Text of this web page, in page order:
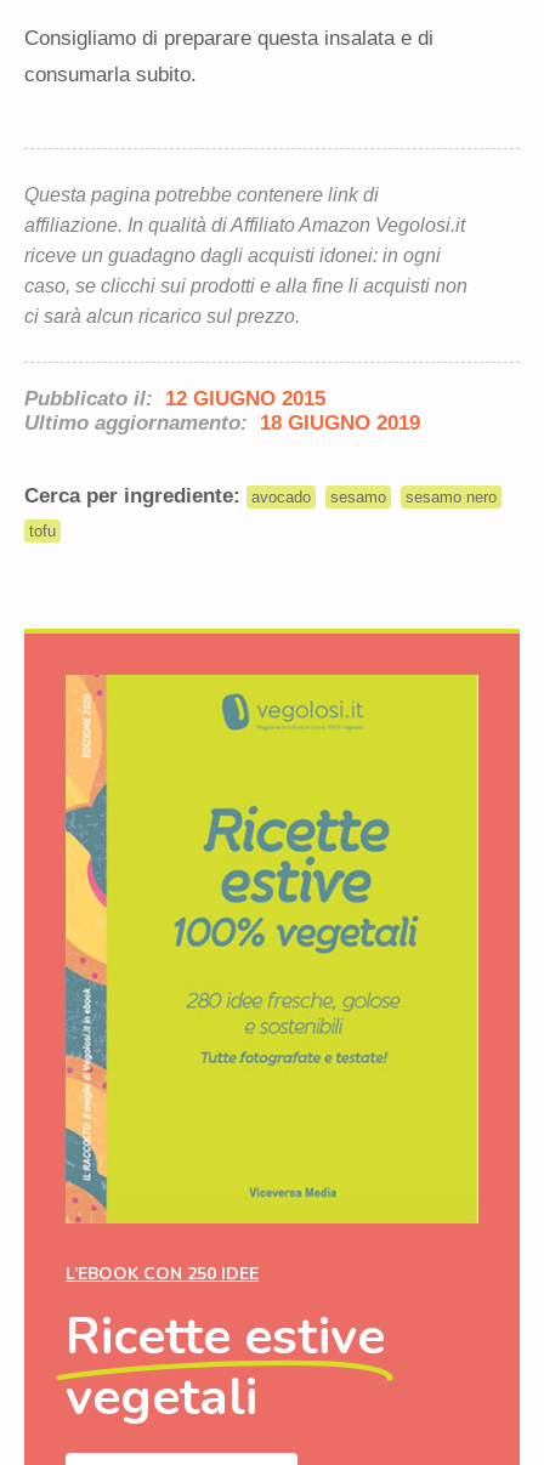
Consigliamo di preparare questa insalata e di
consumarla subito.
Questa pagina potrebbe contenere link di
affiliazione. In qualità di Affiliato Amazon Vegolosi.it
riceve un guadagno dagli acquisti idonei: in ogni
caso, se clicchi sui prodotti e alla fine li acquisti non
ci sarà alcun ricarico sul prezzo.
Pubblicato il:
12 GIUGNO 2015
Ultimo aggiornamento:
18 GIUGNO 2019
Cerca per ingrediente: avocado sesamo
sesamo nero
tofu
L’EBOOK CON 250 IDEE
Ricette estive
vegetali